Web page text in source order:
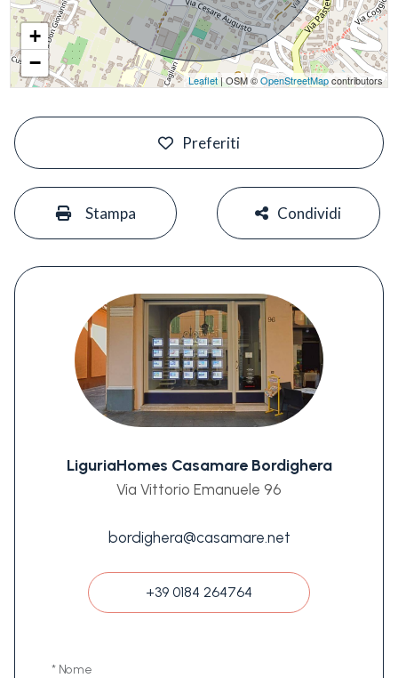
+
−
Leaflet| OSM ©OpenStreetMapcontributors
Preferiti
Stampa Condividi
LiguriaHomes Casamare Bordighera
Via Vittorio Emanuele 96
bordighera@casamare.net
+39 0184 264764
* Nome